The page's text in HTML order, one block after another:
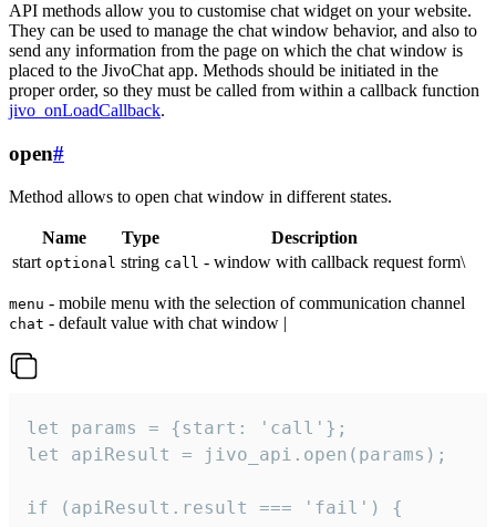
API methods allow you to customise chat widget on your website.
They can be used to manage the chat window behavior, and also to
send any information from the page on which the chat window is
placed to the JivoChat app. Methods should be initiated in the
proper order, so they must be called from within a callback function
jivo_onLoadCallback.
open#
Method allows to open chat window in different states.
Name Type
Description
start optional string call - window with callback request form\
menu - mobile menu with the selection of communication channel
chat - default value with chat window |
let params = {start: 'call'};
let apiResult = jivo_api.open(params);
if (apiResult.result === 'fail') {